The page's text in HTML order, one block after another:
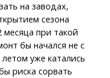
на заводах,
сезона
при такой
бы начался не с
уже катались
риска сорвать